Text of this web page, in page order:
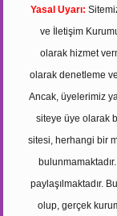
Yasal Uyarı:
ve İletişim
olarak hizmet
olarak denetleme
Ancak, üyelerimiz
siteye üye olarak
sitesi, herhangi bir
paylaşılmaktadır.
olup, gerçek